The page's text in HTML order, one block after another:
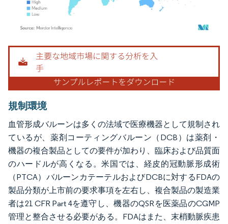
画像 © Mordor Intelligence。再利用にはCC BY 4.0の表示が必要です。
規制環境
血管形成バルーンは多くの法域で医療機器として規制され
ているが、薬剤コーティングバルーン（DCB）は薬剤・
機器の複合製品としての要件が加わり、臨床および品質面
のハードルが高くなる。米国では、経皮的冠動脈形成術
（PTCA）バルーンカテーテルおよびDCBに対するFDAの
製品分類が上市前の要求事項を左右し、複合製品の製造業
者は21 CFR Part 4を遵守し、機器のQSRを医薬品のCGMP
管理と整合させる必要がある。FDAはまた、末梢動脈疾患